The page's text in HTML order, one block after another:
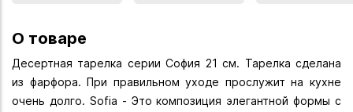
О товаре
Десертная тарелка серии София 21 см. Тарелка сделана
из фарфора. При правильном уходе прослужит на кухне
очень долго. Sofia - Это композиция элегантной формы с